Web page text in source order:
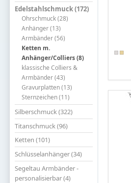
Edelstahlschmuck (172)
Ohrschmuck (28)
Anhänger (13)
Armbänder (56)
Ketten m.
Anhänger/Colliers (8)
klassische Colliers &
Armbänder (43)
Gravurplatten (13)
Sternzeichen (11)
Silberschmuck (322)
Titanschmuck (96)
Ketten (101)
Schlüsselanhänger (34)
Segeltau Armbänder -
personalisierbar (4)